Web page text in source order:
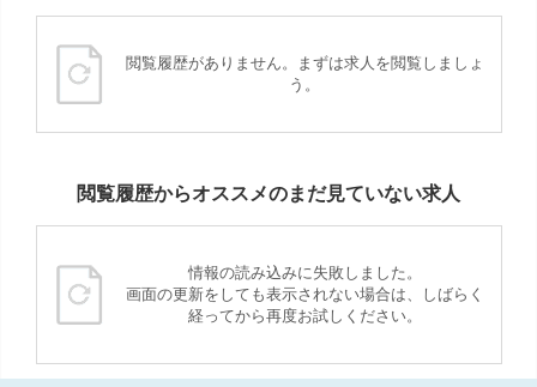
閲覧履歴がありません。まずは求人を閲覧しましょ
う。
閲覧履歴からオススメのまだ見ていない求人
情報の読み込みに失敗しました。
画面の更新をしても表示されない場合は、しばらく
経ってから再度お試しください。